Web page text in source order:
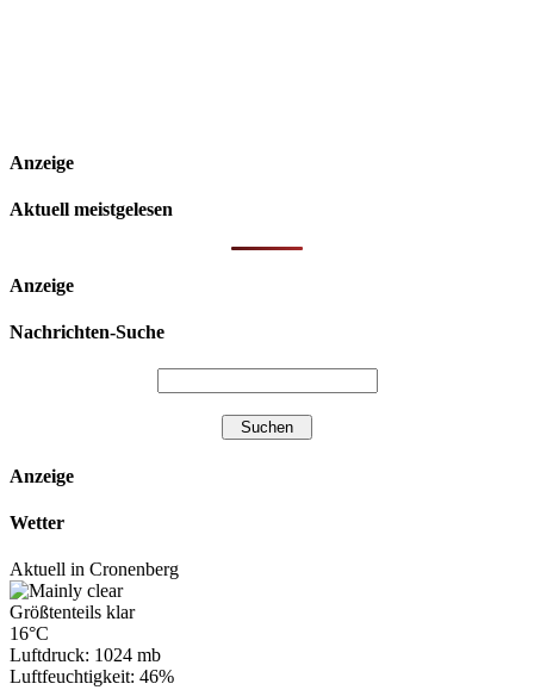
Anzeige
Aktuell meistgelesen
Anzeige
Nachrichten-Suche
Anzeige
Wetter
Aktuell in Cronenberg
Größtenteils klar
16°C
Luftdruck: 1024 mb
Luftfeuchtigkeit: 46%